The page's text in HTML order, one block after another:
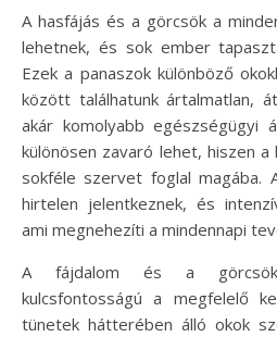
A hasfájás és a görcsök a mindennapi élet gyakori kísérői
lehetnek, és sok ember
Ezek a panaszok különböző
között találhatunk ártalmatlan,
akár komolyabb egészségügyi
különösen zavaró lehet, hiszen
sokféle szervet foglal magába.
hirtelen jelentkeznek, és
ami megnehezíti a mindennapi
A fájdalom és a görcsök
kulcsfontosságú a megfelelő
tünetek hátterében álló okok